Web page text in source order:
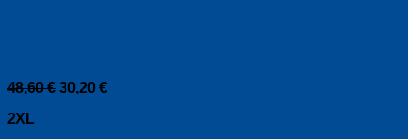
48,60€ Original
30,20 €Текущата
2XL